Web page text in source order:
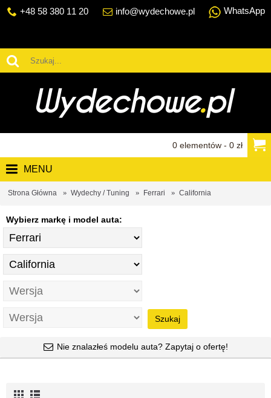
+48 58 380 11 20 info@wydechowe.pl WhatsApp
0 elementów - 0 zł
MENU
Strona Główna Wydechy / Tuning Ferrari California
Wybierz markę i model auta:
Szukaj
Nie znalazłeś modelu auta? Zapytaj o ofertę!